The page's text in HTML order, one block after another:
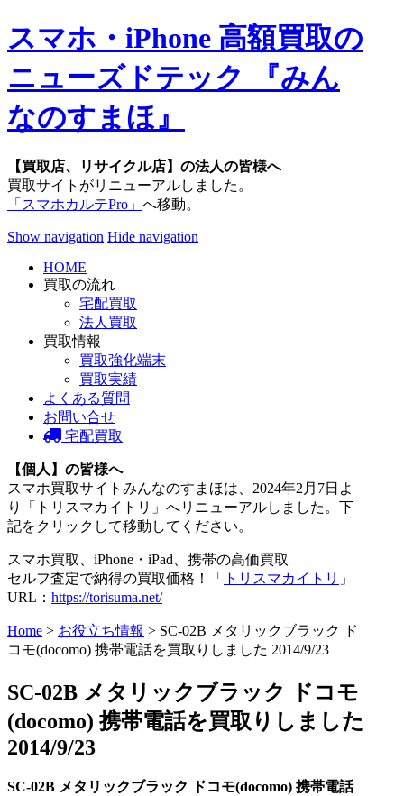
スマホ・iPhone 高額買取の
ニューズドテック 『みん
なのすまほ』
【買取店、リサイクル店】の法人の皆様へ
買取サイトがリニューアルしました。
「スマホカルテPro」 へ移動。
Show navigation Hide navigation
HOME
買取の流れ
宅配買取
法人買取
買取情報
買取強化端末
買取実績
よくある質問
お問い合せ
宅配買取
【個人】の皆様へ
スマホ買取サイトみんなのすまほは、2024年2月7日よ
り「トリスマカイトリ」へリニューアルしました。下
記をクリックして移動してください。
スマホ買取、iPhone・iPad、携帯の高価買取
セルフ査定で納得の買取価格！「
トリスマカイトリ 」
URL： https://torisuma.net/
Home > お役立ち情報 > SC-02B メタリックブラック ド
コモ(docomo) 携帯電話を買取りしました 2014/9/23
SC-02B メタリックブラック ドコモ
(docomo) 携帯電話を買取りしました
2014/9/23
SC-02B メタリックブラック ドコモ(docomo) 携帯電話